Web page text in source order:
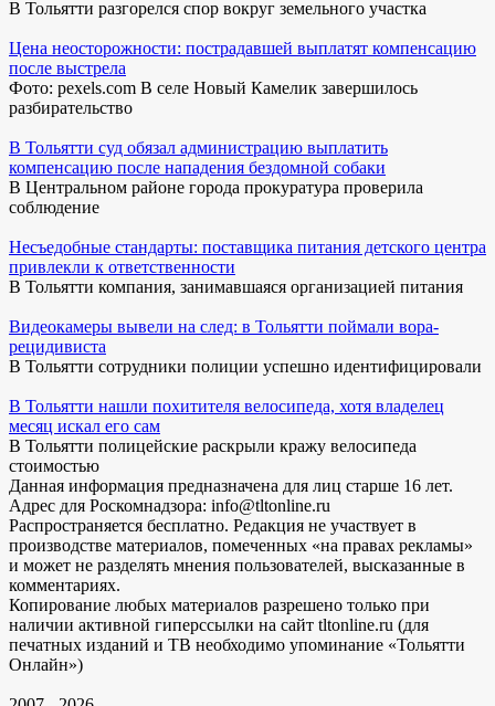
В Тольятти разгорелся спор вокруг земельного участка
Цена неосторожности: пострадавшей выплатят компенсацию
после выстрела
Фото: pexels.com В селе Новый Камелик завершилось
разбирательство
В Тольятти суд обязал администрацию выплатить
компенсацию после нападения бездомной собаки
В Центральном районе города прокуратура проверила
соблюдение
Несъедобные стандарты: поставщика питания детского центра
привлекли к ответственности
В Тольятти компания, занимавшаяся организацией питания
Видеокамеры вывели на след: в Тольятти поймали вора-
рецидивиста
В Тольятти сотрудники полиции успешно идентифицировали
В Тольятти нашли похитителя велосипеда, хотя владелец
месяц искал его сам
В Тольятти полицейские раскрыли кражу велосипеда
стоимостью
Данная информация предназначена для лиц старше 16 лет.
Адрес для Роскомнадзора: info@tltonline.ru
Распространяется бесплатно. Редакция не участвует в
производстве материалов, помеченных «на правах рекламы»
и может не разделять мнения пользователей, высказанные в
комментариях.
Копирование любых материалов разрешено только при
наличии активной гиперссылки на сайт tltonline.ru (для
печатных изданий и ТВ необходимо упоминание «Тольятти
Онлайн»)